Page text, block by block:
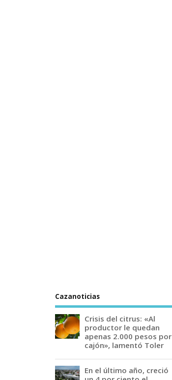
Cazanoticias
Crisis del citrus: «Al
productor le quedan
apenas 2.000 pesos por
cajón», lamentó Toler
En el último año, creció